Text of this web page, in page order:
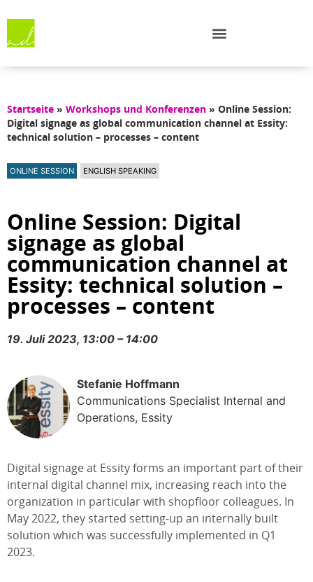
Startseite » Workshops und Konferenzen » Online Session:
Digital signage as global communication channel at Essity:
technical solution – processes – content
ONLINE SESSION ENGLISH SPEAKING
Online Session: Digital
signage as global
communication channel at
Essity: technical solution –
processes – content
19. Juli 2023, 13:00 – 14:00
Stefanie Hoffmann
Communications Specialist Internal and
Operations, Essity
Digital signage at Essity forms an important part of their
internal digital channel mix, increasing reach into the
organization in particular with shopfloor colleagues. In
May 2022, they started setting-up an internally built
solution which was successfully implemented in Q1
2023.